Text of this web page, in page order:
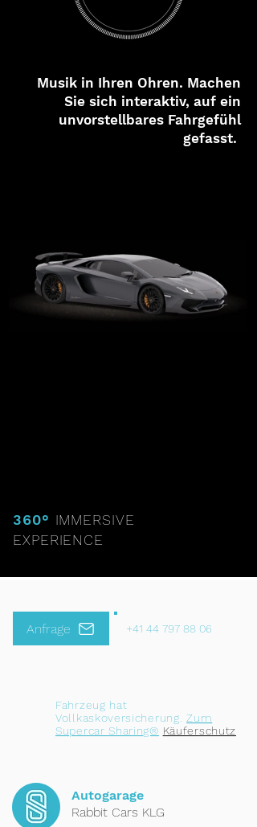
Musik in Ihren Ohren. Machen
Sie sich interaktiv, auf ein
unvorstellbares Fahrgefühl
gefasst.
360° IMMERSIVE
EXPERIENCE
Anfrage +41 44 797 88 06
Fahrzeug hat
Vollkaskoversicherung. Zum
Supercar Sharing® Käuferschutz
Autogarage
Rabbit Cars KLG